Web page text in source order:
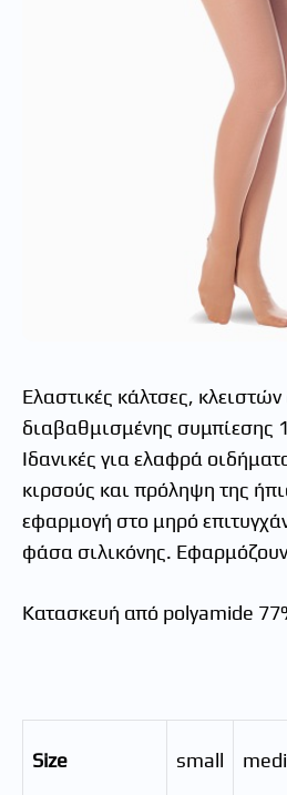
Ελαστικές κάλτσες,
διαβαθμισμένης συμπίεσης
Ιδανικές για ελαφρά
κιρσούς και πρόληψη της
εφαρμογή στο μηρό
φάσα σιλικόνης.
Κατασκευή από polyamide
Size small